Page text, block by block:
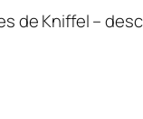
de Kniffel –